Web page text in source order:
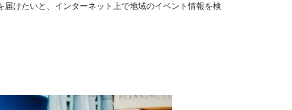
けたいと、インターネット上で地域のイベント情報を検